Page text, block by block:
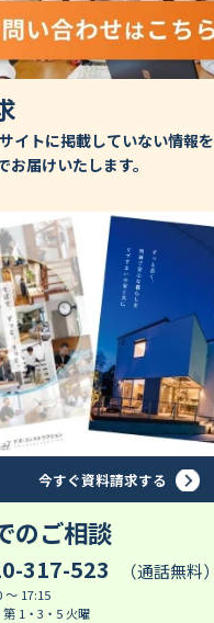
イトに掲載していない情報を
お届けいたします。
今すぐ資料請求する
のご相談
317-523 （通話無料）
～ 17:15
1・3・5 火曜